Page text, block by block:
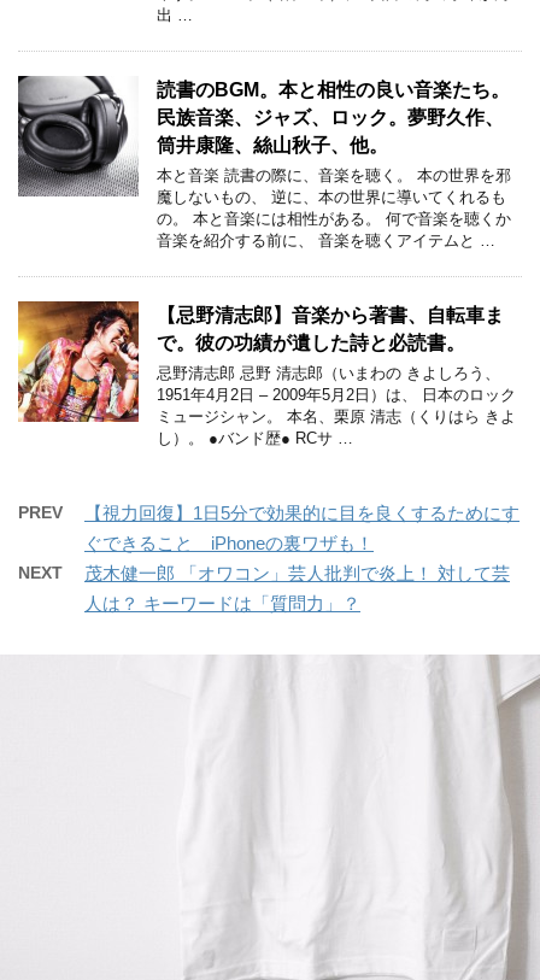
出 …
読書のBGM。本と相性の良い音楽たち。
民族音楽、ジャズ、ロック。夢野久作、
筒井康隆、絲山秋子、他。
本と音楽 読書の際に、音楽を聴く。 本の世界を邪
魔しないもの、 逆に、本の世界に導いてくれるも
の。 本と音楽には相性がある。 何で音楽を聴くか
音楽を紹介する前に、 音楽を聴くアイテムと …
【忌野清志郎】音楽から著書、自転車ま
で。彼の功績が遺した詩と必読書。
忌野清志郎 忌野 清志郎（いまわの きよしろう、
1951年4月2日 – 2009年5月2日）は、 日本のロック
ミュージシャン。 本名、栗原 清志（くりはら きよ
し）。 ●バンド歴● RCサ …
PREV
【視力回復】1日5分で効果的に目を良くするためにす
ぐできること iPhoneの裏ワザも！
NEXT
茂木健一郎 「オワコン」芸人批判で炎上！ 対して芸
人は？ キーワードは「質問力」？